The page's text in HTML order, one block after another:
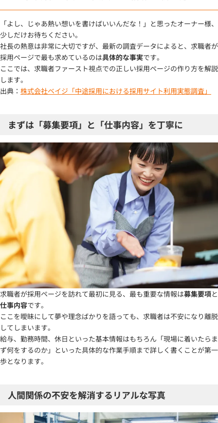
「よし、じゃあ熱い想いを書けばいいんだな！」と思ったオーナー様、
少しだけお待ちください。
社長の熱意は非常に大切ですが、最新の調査データによると、求職者が
採用ページで最も求めているのは具体的な事実です。
ここでは、求職者ファースト視点での正しい採用ページの作り方を解説
します。
出典： 株式会社ベイジ「中途採用における採用サイト利用実態調査」
まずは「募集要項」と「仕事内容」を丁寧に
求職者が採用ページを訪れて最初に見る、最も重要な情報は募集要項と
仕事内容です。
ここを曖昧にして夢や理念ばかりを語っても、求職者は不安になり離脱
してしまいます。
給与、勤務時間、休日といった基本情報はもちろん「現場に着いたらま
ず何をするのか」といった具体的な作業手順まで詳しく書くことが第一
歩となります。
人間関係の不安を解消するリアルな写真